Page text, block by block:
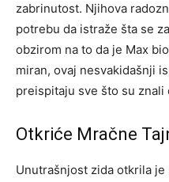
zabrinutost. Njihova
potrebu da istraže šta se
obzirom na to da je Max
miran, ovaj nesvakidašnji
preispitaju sve što su znali
Otkriće Mračne
Unutrašnjost zida otkrila